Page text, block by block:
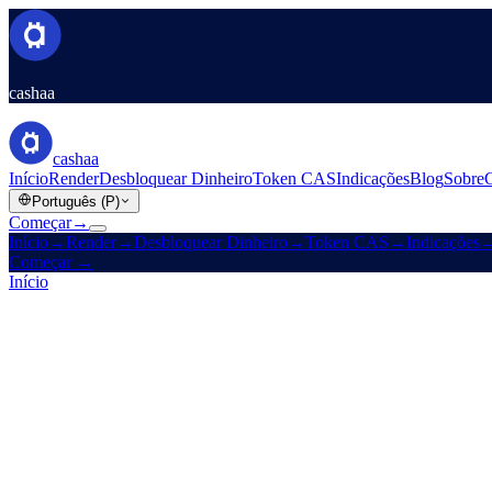
cashaa
cashaa
InícioRenderDesbloquear DinheiroToken CASIndicaçõesBlogSobre
Português (P)
Começar→
Início→Render→Desbloquear Dinheiro→Token CAS →Indicações
Começar→
Início